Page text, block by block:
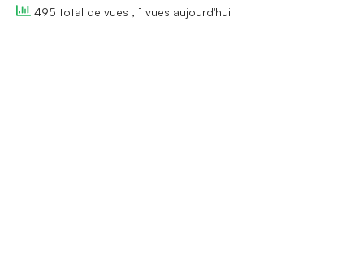
495 total de vues , 1 vues aujourd'hui